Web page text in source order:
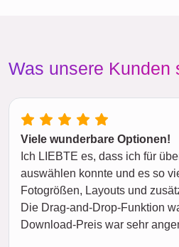
Was unsere Kunden
Viele wunderbare Optionen!
Ich LIEBTE es, dass ich für
auswählen konnte und es so
Fotogrößen, Layouts und
Die Drag-and-Drop-Funktion
Download-Preis war sehr